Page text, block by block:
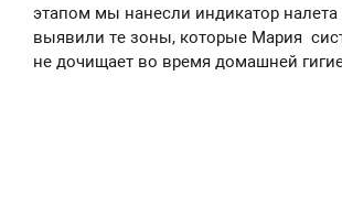
этапом мы нанесли индикатор налета
выявили те зоны, которые Мария
не дочищает во время домашней